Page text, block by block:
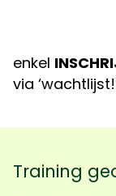
enkel
via
Training